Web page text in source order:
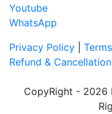
Youtube
WhatsApp
Privacy Policy
Refund &
CopyRight - 2026